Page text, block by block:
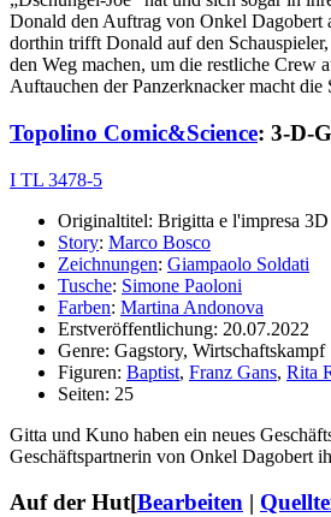
Donald den Auftrag von Onkel Dagobert
dorthin trifft Donald auf den
den Weg machen, um die restliche Crew
Auftauchen der Panzerknacker macht die
Topolino Comic&Science: 3-D-
I TL 3478-5
Originaltitel: Brigitta e l'impresa 3D
Story: Marco Bosco
Zeichnungen: Giampaolo Soldati
Tusche: Simone Paoloni
Farben: Martina Andonova
Erstveröffentlichung: 20.07.2022
Genre: Gagstory, Wirtschaftskampf
Figuren: Baptist, Franz Gans, Rita
Seiten: 25
Gitta und Kuno haben ein neues
Geschäftspartnerin von Onkel Dagobert
Auf der Hut[Bearbeiten |